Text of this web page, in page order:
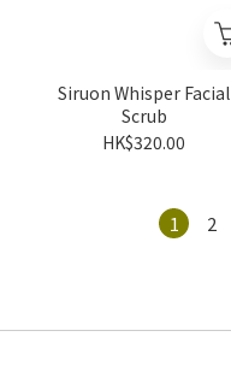
Siruon Whisper Facial
Scrub
HK$320.00
1 2